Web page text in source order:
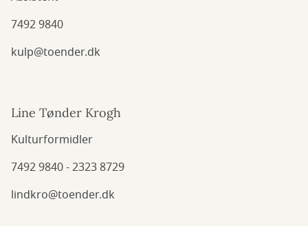
7492 9840
kulp@toender.dk
Line Tønder Krogh
Kulturformidler
7492 9840 - 2323 8729
lindkro@toender.dk